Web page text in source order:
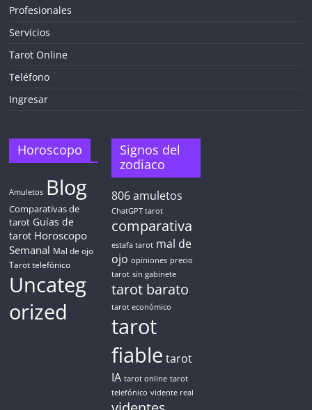
TAROT GRATIS
✓ Sin cargos automáticos. El chat se detiene al finalizar el
crédito
Profesionales
Servicios
Tarot Online
Teléfono
Ingresar
Horoscopo
Amuletos Blog
Comparativas de
tarot Guías de
tarot Horoscopo
Semanal Mal de ojo
Tarot telefónico
Uncateg
orized
Signos del
zodiaco
806amuletos
ChatGPT tarot
comparativa
estafa tarot mal de
ojo opiniones precio
tarot sin gabinete
tarot barato
tarot económico
tarot
fiable tarot
IA tarot online tarot
telefónico vidente real